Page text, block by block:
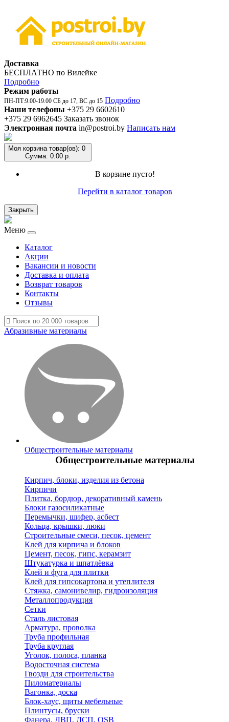
Доставка
БЕСПЛАТНО по Вилейке
Подробно
Режим работы
ПН-ПТ:9.00-19.00 СБ до 17, ВС до 15 Подробно
Наши телефоны +375 29 6602610
+375 29 6962645 Заказать звонок
Электронная почта in@postroi.by Написать нам
Моя корзина товар(ов): 0
Сумма: 0.00 р.
В корзине пусто!
Перейти в каталог товаров
Закрыть
Меню
Каталог
Акции
Вакансии и новости
Доставка и оплата
Возврат товаров
Контакты
Отзывы
Абразивные материалы
Общестроительные материалы
Общестроительные материалы
Кирпич, блоки, изделия из бетона
Кирпичи
Плитка, бордюр, декоративный камень
Блоки газосиликатные
Перемычки, шифер, асбест
Кольца, крышки, люки
Строительные смеси, песок, цемент
Клей для кирпича и блоков
Цемент, песок, гипс, керамзит
Штукатурка и шпатлёвка
Клей и фуга для плитки
Клей для гипсокартона и утеплителя
Стяжка, самонивелир, гидроизоляция
Металлопродукция
Сетки
Сталь листовая
Арматура, проволка
Труба профильная
Труба круглая
Уголок, полоса, планка
Водосточная система
Гвозди для строительства
Пиломатериалы
Вагонка, доска
Блок-хаус, щиты мебельные
Плинтусы, бруски
Фанера, ДВП, ДСП, OSB